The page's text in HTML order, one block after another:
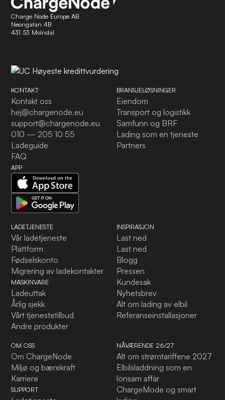
Charge Node Europe AB
Neongatan 4B
431 53 Molndal
KONTAKT
Kontakt oss
hej@chargenode.eu
support@chargenode.eu
010 — 205 10 55
Ladeguide
FAQ
APP
BRANSJELØSNINGER
Eiendom
Transport og logistikk
Samfunn og BRF
Lading som en tjeneste
Partners
LADETJENESTE
Vår ladetjeneste
Plattform
Fødselskonto
Migrering av ladekontakter
MASKINVARE
Ladeuttak
Årlig sjekk
Vårt tjenestetilbud
Andre produkter
INSPIRASJON
Last ned
Last ned
Blogg
Pressen
Kundesak
Nyhetsbrev
Alt om lading av elbil
Referanseinstallasjoner
OM OSS
Om ChargeNode
Miljø og bærekraft
Karriere
SUPPORT
NÅVÆRENDE 26/27
Alt om strømtariffene 2027
Elbilsladdning som en
lönsam affär
ChargeMode og smart